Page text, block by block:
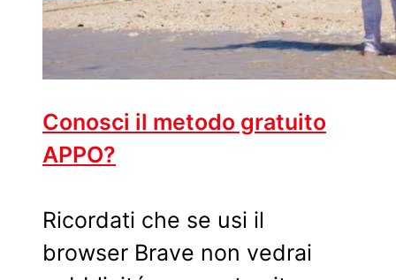
Conosci il metodo gratuito
APPO?
Ricordati che se usi il
browser Brave non vedrai